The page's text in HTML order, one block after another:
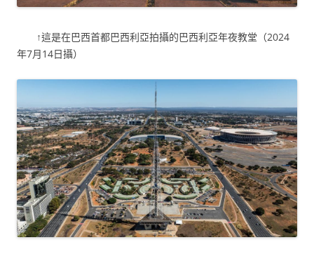
↑這是在巴西首都巴西利亞拍攝的巴西利亞年夜教堂（2024
年7月14日攝）